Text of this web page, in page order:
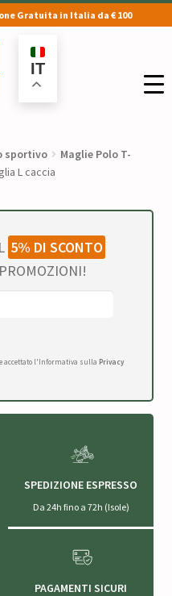
Gratuita in Italia da € 100
IT
sportivo
Maglie Polo T-
L caccia
5% DI SCONTO
accettato l'Informativa sulla Privacy
SPEDIZIONE ESPRESSO
Da 24h fino a 72h (Isole)
PAGAMENTI SICURI